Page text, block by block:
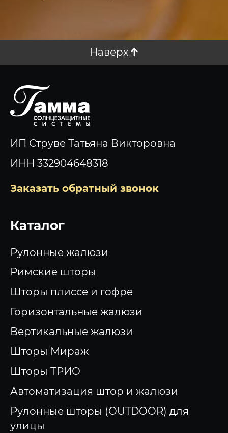
Наверх
ИП Струве Татьяна Викторовна
ИНН 332904648318
Заказать обратный звонок
Каталог
Рулонные жалюзи
Римские шторы
Шторы плиссе и гофре
Горизонтальные жалюзи
Вертикальные жалюзи
Шторы Мираж
Шторы ТРИО
Автоматизация штор и жалюзи
Рулонные шторы (OUTDOOR) для
улицы